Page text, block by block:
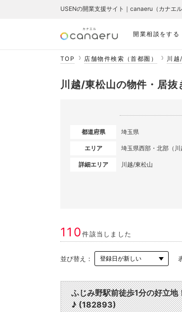
開業相談をする
USENの開業支援サイト｜canaeru（カナエル
TOP 店舗物件検索（首都圏） 川
川越/東松山の物件・居抜
都道府県 埼玉県
エリア 埼玉県西部・北部（川
詳細エリア 川越/東松山
110件該当しました
並び替え：
ふじみ野駅前徒歩1分の好立
♪ (182893)